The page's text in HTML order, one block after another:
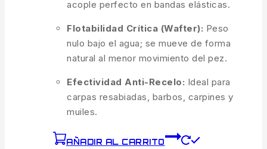
acople perfecto en bandas elásticas.
Flotabilidad Crítica (Wafter): Peso
nulo bajo el agua; se mueve de forma
natural al menor movimiento del pez.
Efectividad Anti-Recelo: Ideal para
carpas resabiadas, barbos, carpines y
muiles.
AÑADIR AL CARRITO